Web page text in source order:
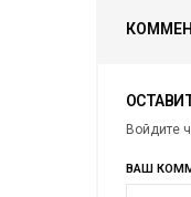
Войдите
ВАШ